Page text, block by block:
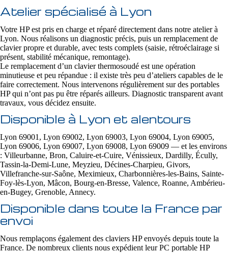
Atelier spécialisé à Lyon
Votre HP est pris en charge et réparé directement dans notre atelier à
Lyon. Nous réalisons un diagnostic précis, puis un remplacement de
clavier propre et durable, avec tests complets (saisie, rétroéclairage si
présent, stabilité mécanique, remontage).
Le remplacement d’un clavier thermosoudé est une opération
minutieuse et peu répandue : il existe très peu d’ateliers capables de le
faire correctement. Nous intervenons régulièrement sur des portables
HP qui n’ont pas pu être réparés ailleurs. Diagnostic transparent avant
travaux, vous décidez ensuite.
Disponible à Lyon et alentours
Lyon 69001, Lyon 69002, Lyon 69003, Lyon 69004, Lyon 69005,
Lyon 69006, Lyon 69007, Lyon 69008, Lyon 69009 — et les environs
: Villeurbanne, Bron, Caluire-et-Cuire, Vénissieux, Dardilly, Écully,
Tassin-la-Demi-Lune, Meyzieu, Décines-Charpieu, Givors,
Villefranche-sur-Saône, Meximieux, Charbonnières-les-Bains, Sainte-
Foy-lès-Lyon, Mâcon, Bourg-en-Bresse, Valence, Roanne, Ambérieu-
en-Bugey, Grenoble, Annecy.
Disponible dans toute la France par
envoi
Nous remplaçons également des claviers HP envoyés depuis toute la
France. De nombreux clients nous expédient leur PC portable HP